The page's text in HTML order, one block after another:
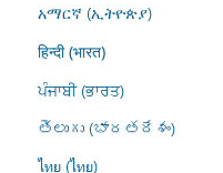
አማርኛ (ኢትዮጵያ)
हिन्दी (भारत)
ਪੰਜਾਬੀ (ਭਾਰਤ)
తెలుగు (భారతదేశం)
ไทย (ไทย)